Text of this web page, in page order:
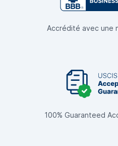
Accrédité avec une
100% Guaranteed